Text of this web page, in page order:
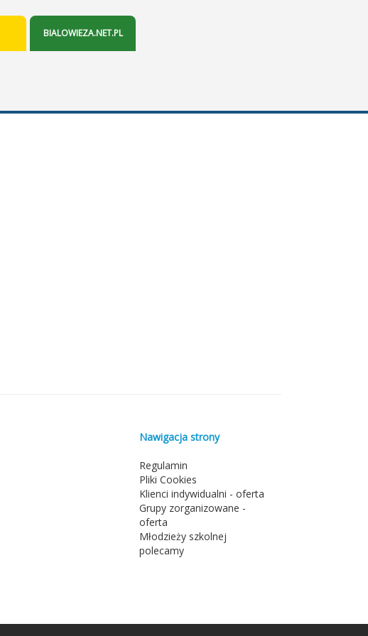
BIALOWIEZA.NET.PL
Nawigacja strony
Regulamin
Pliki Cookies
Klienci indywidualni - oferta
Grupy zorganizowane -
oferta
Młodzieży szkolnej
polecamy